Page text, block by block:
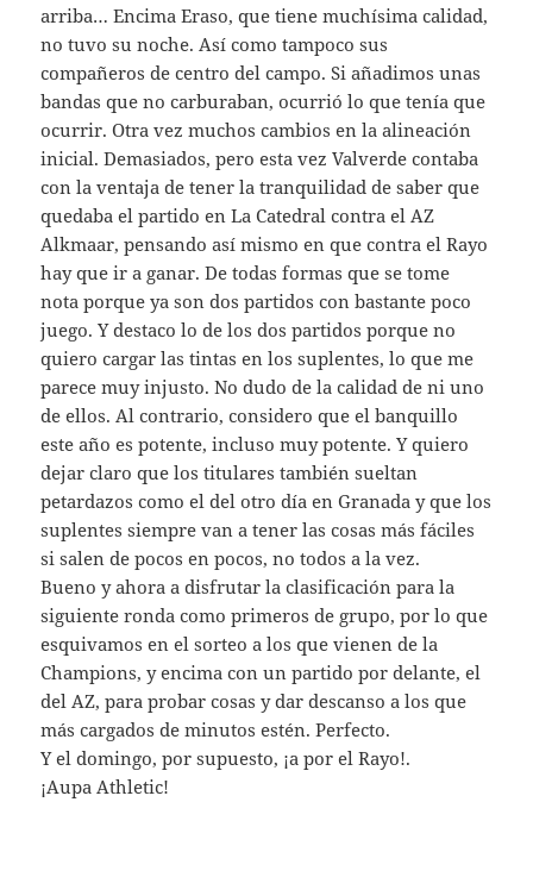
arriba… Encima Eraso, que tiene muchísima calidad,
no tuvo su noche. Así como tampoco sus
compañeros de centro del campo. Si añadimos unas
bandas que no carburaban, ocurrió lo que tenía que
ocurrir. Otra vez muchos cambios en la alineación
inicial. Demasiados, pero esta vez Valverde contaba
con la ventaja de tener la tranquilidad de saber que
quedaba el partido en La Catedral contra el AZ
Alkmaar, pensando así mismo en que contra el Rayo
hay que ir a ganar. De todas formas que se tome
nota porque ya son dos partidos con bastante poco
juego. Y destaco lo de los dos partidos porque no
quiero cargar las tintas en los suplentes, lo que me
parece muy injusto. No dudo de la calidad de ni uno
de ellos. Al contrario, considero que el banquillo
este año es potente, incluso muy potente. Y quiero
dejar claro que los titulares también sueltan
petardazos como el del otro día en Granada y que los
suplentes siempre van a tener las cosas más fáciles
si salen de pocos en pocos, no todos a la vez.
Bueno y ahora a disfrutar la clasificación para la
siguiente ronda como primeros de grupo, por lo que
esquivamos en el sorteo a los que vienen de la
Champions, y encima con un partido por delante, el
del AZ, para probar cosas y dar descanso a los que
más cargados de minutos estén. Perfecto.
Y el domingo, por supuesto, ¡a por el Rayo!.
¡Aupa Athletic!